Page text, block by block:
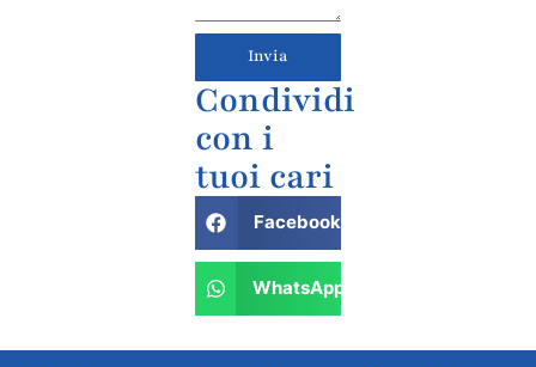
Invia
Condividi
con i
tuoi cari
Facebook
WhatsApp